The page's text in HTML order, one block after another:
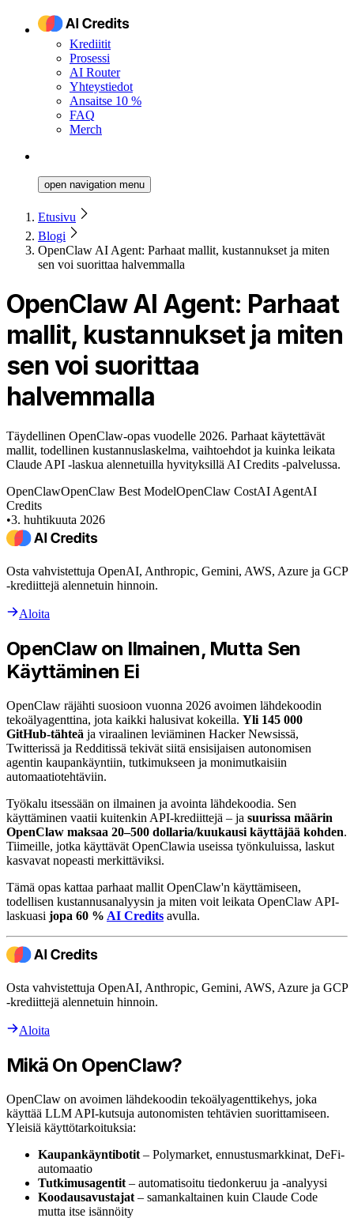
Krediitit
Prosessi
AI Router
Yhteystiedot
Ansaitse 10 %
FAQ
Merch
open navigation menu
Etusivu
Blogi
OpenClaw AI Agent: Parhaat mallit, kustannukset ja miten
sen voi suorittaa halvemmalla
OpenClaw AI Agent: Parhaat
mallit, kustannukset ja miten
sen voi suorittaa
halvemmalla
Täydellinen OpenClaw-opas vuodelle 2026. Parhaat käytettävät
mallit, todellinen kustannuslaskelma, vaihtoehdot ja kuinka leikata
Claude API -laskua alennetuilla hyvityksillä AI Credits -palvelussa.
OpenClawOpenClaw Best ModelOpenClaw CostAI AgentAI
Credits
•3. huhtikuuta 2026
Osta vahvistettuja OpenAI, Anthropic, Gemini, AWS, Azure ja GCP
-krediittejä alennetuin hinnoin.
Aloita
OpenClaw on Ilmainen, Mutta Sen
Käyttäminen Ei
OpenClaw räjähti suosioon vuonna 2026 avoimen lähdekoodin
tekoälyagenttina, jota kaikki halusivat kokeilla. Yli 145 000
GitHub-tähteä ja viraalinen leviäminen Hacker Newsissä,
Twitterissä ja Redditissä tekivät siitä ensisijaisen autonomisen
agentin kaupankäyntiin, tutkimukseen ja monimutkaisiin
automaatiotehtäviin.
Työkalu itsessään on ilmainen ja avointa lähdekoodia. Sen
käyttäminen vaatii kuitenkin API-krediittejä – ja suurissa määrin
OpenClaw maksaa 20–500 dollaria/kuukausi käyttäjää kohden.
Tiimeille, jotka käyttävät OpenClawia useissa työnkuluissa, laskut
kasvavat nopeasti merkittäviksi.
Tämä opas kattaa parhaat mallit OpenClaw'n käyttämiseen,
todellisen kustannusanalyysin ja miten voit leikata OpenClaw API-
laskuasi jopa 60 % AI Credits avulla.
Osta vahvistettuja OpenAI, Anthropic, Gemini, AWS, Azure ja GCP
-krediittejä alennetuin hinnoin.
Aloita
Mikä On OpenClaw?
OpenClaw on avoimen lähdekoodin tekoälyagenttikehys, joka
käyttää LLM API-kutsuja autonomisten tehtävien suorittamiseen.
Yleisiä käyttötarkoituksia:
Kaupankäyntibotit – Polymarket, ennustusmarkkinat, DeFi-
automaatio
Tutkimusagentit – automatisoitu tiedonkeruu ja -analyysi
Koodausavustajat – samankaltainen kuin Claude Code
mutta itse isännöity